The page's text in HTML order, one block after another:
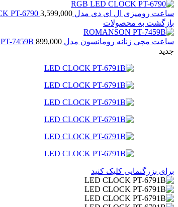
ساعت رومیزی ال ای دی مدل RGB LED CLOCK PT-6790 3,599,000
بازگشت به محصولات
ساعت مچی زنانه رومانسون مدل ROMANSON PT-7459B 899,000
جدید
برای بزرگنمایی کلیک کنید